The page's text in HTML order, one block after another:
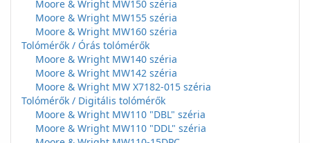
Moore & Wright MW150 széria
Moore & Wright MW155 széria
Moore & Wright MW160 széria
Tolómérők / Órás tolómérők
Moore & Wright MW140 széria
Moore & Wright MW142 széria
Moore & Wright MW X7182-015 széria
Tolómérők / Digitális tolómérők
Moore & Wright MW110 "DBL" széria
Moore & Wright MW110 "DDL" széria